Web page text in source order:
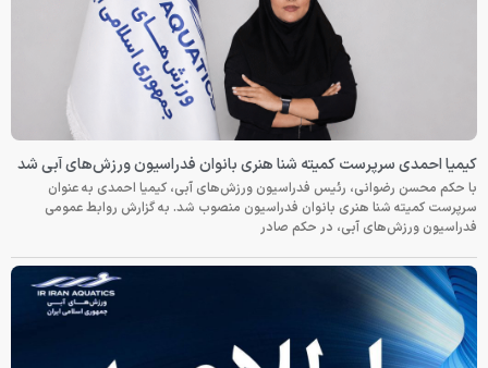
کیمیا احمدی سرپرست کمیته شنا هنری بانوان فدراسیون ورزش‌های آبی شد
با حکم محسن رضوانی، رئیس فدراسیون ورزش‌های آبی، کیمیا احمدی به عنوان
سرپرست کمیته شنا هنری بانوان فدراسیون منصوب شد. به گزارش روابط عمومی
فدراسیون ورزش‌های آبی، در حکم صادر